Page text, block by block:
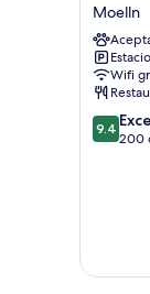
Moelln
Moelln
Wifi
9.4
de
9.4
200